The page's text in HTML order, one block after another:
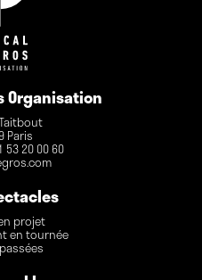
Organisation
Paris
53 20 00 60
projet
en tournée